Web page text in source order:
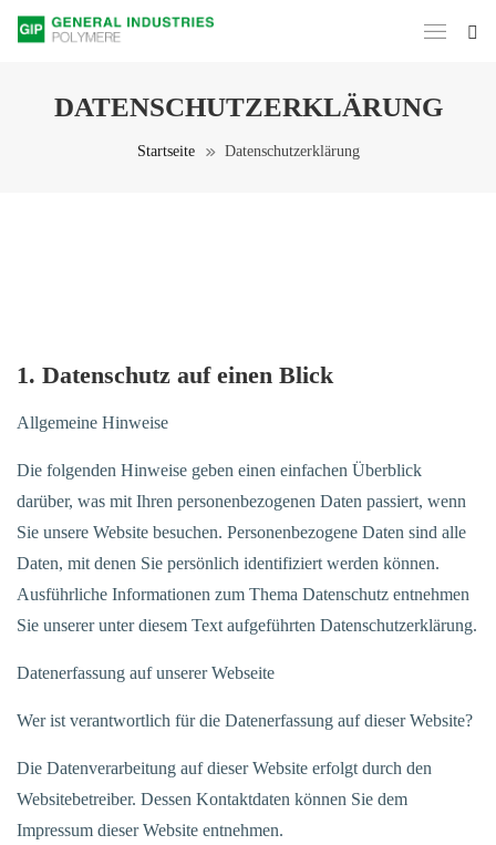
DATENSCHUTZERKLÄRUNG
Startseite Datenschutzerklärung
1. Datenschutz auf einen Blick
Allgemeine Hinweise
Die folgenden Hinweise geben einen einfachen Überblick
darüber, was mit Ihren personenbezogenen Daten passiert, wenn
Sie unsere Website besuchen. Personenbezogene Daten sind alle
Daten, mit denen Sie persönlich identifiziert werden können.
Ausführliche Informationen zum Thema Datenschutz entnehmen
Sie unserer unter diesem Text aufgeführten Datenschutzerklärung.
Datenerfassung auf unserer Webseite
Wer ist verantwortlich für die Datenerfassung auf dieser Website?
Die Datenverarbeitung auf dieser Website erfolgt durch den
Websitebetreiber. Dessen Kontaktdaten können Sie dem
Impressum dieser Website entnehmen.